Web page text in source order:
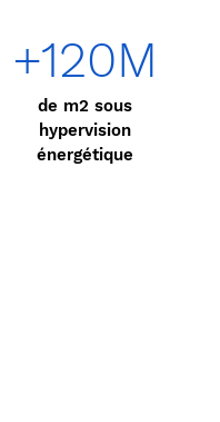
+120M
de m2 sous
hypervision
énergétique